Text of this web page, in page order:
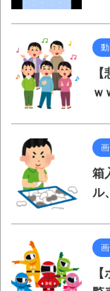
ブチギレ
長野県
ｗ
新装版「
ん（上）（
【画像】
グラビアに
歴ログ
進撃の巨
TBS「マ
集でほとん
ｗ
箱
ル